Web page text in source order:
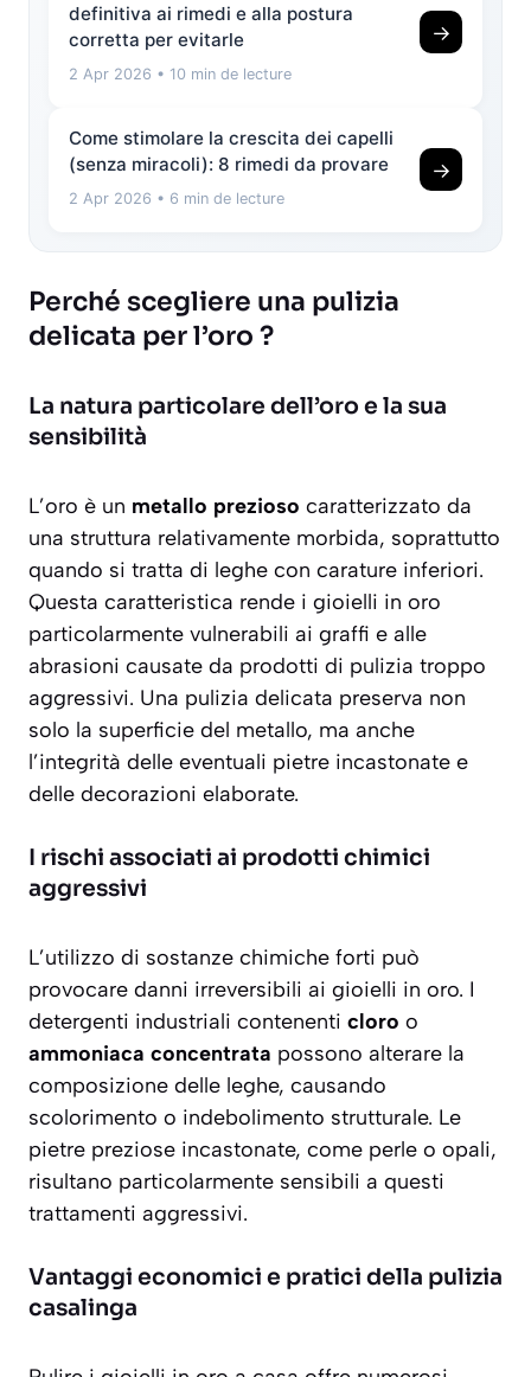
definitiva ai rimedi e alla postura
corretta per evitarle
2 Apr 2026 • 10 min de lecture
→
Come stimolare la crescita dei capelli
(senza miracoli): 8 rimedi da provare
2 Apr 2026 • 6 min de lecture
→
Perché scegliere una pulizia
delicata per l’oro ?
La natura particolare dell’oro e la sua
sensibilità
L’oro è un metallo prezioso caratterizzato da
una struttura relativamente morbida, soprattutto
quando si tratta di leghe con carature inferiori.
Questa caratteristica rende i gioielli in oro
particolarmente vulnerabili ai graffi e alle
abrasioni causate da prodotti di pulizia troppo
aggressivi. Una pulizia delicata preserva non
solo la superficie del metallo, ma anche
l’integrità delle eventuali pietre incastonate e
delle decorazioni elaborate.
I rischi associati ai prodotti chimici
aggressivi
L’utilizzo di sostanze chimiche forti può
provocare danni irreversibili ai gioielli in oro. I
detergenti industriali contenenti cloro o
ammoniaca concentrata possono alterare la
composizione delle leghe, causando
scolorimento o indebolimento strutturale. Le
pietre preziose incastonate, come perle o opali,
risultano particolarmente sensibili a questi
trattamenti aggressivi.
Vantaggi economici e pratici della pulizia
casalinga